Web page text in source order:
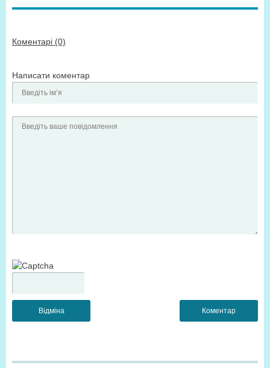
Коментарі (0)
Написати коментар